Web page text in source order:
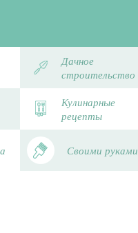
Дачное
строительство
Кулинарные
рецепты
Своими руками